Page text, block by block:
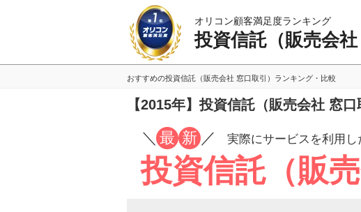
オリコン顧客満足度ランキング
投資信託（販売会社
おすすめの投資信託（販売会社 窓口取引）ランキング・比較
【2015年】投資信託（販売会社 窓
／ 最 新 ／ 実際にサービスを利用し
投資信託（販